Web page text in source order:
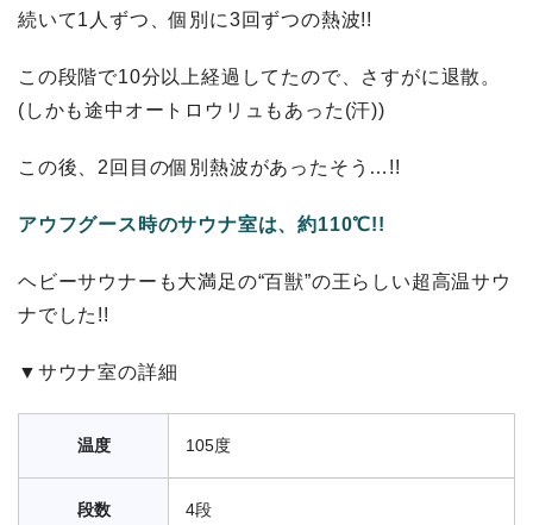
続いて1人ずつ、個別に3回ずつの熱波!!
この段階で10分以上経過してたので、さすがに退散。
(しかも途中オートロウリュもあった(汗))
この後、2回目の個別熱波があったそう…!!
アウフグース時のサウナ室は、約110℃!!
ヘビーサウナーも大満足の“百獣”の王らしい超高温サウ
ナでした!!
▼サウナ室の詳細
温度 105度
段数 4段